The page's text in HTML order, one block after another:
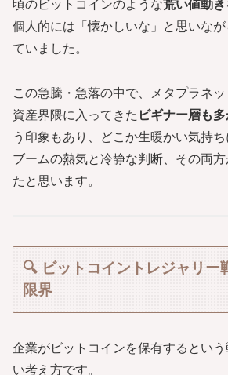
頃のビットコインのような荒い値動き
個人的には「懐かしいな」と思いな
ていました。
この急騰・急落の中で、メタプラネ
資産界隈に入ってきた ビギナー層も
う印象もあり、どこか生暖かい気持ち
ブームの熱気と冷静な判断、その両
たと思います。
🔍 ビットコイントレジャリー
限界
企業がビットコインを保有するとい
い考え方です。